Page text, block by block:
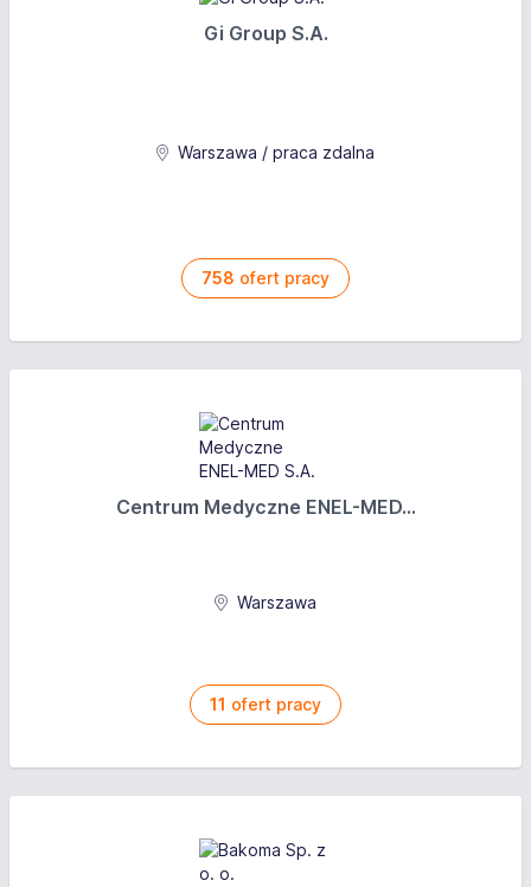
Gi Group S.A.
Warszawa / praca zdalna
758 ofert pracy
Centrum Medyczne ENEL-MED...
Warszawa
11 ofert pracy